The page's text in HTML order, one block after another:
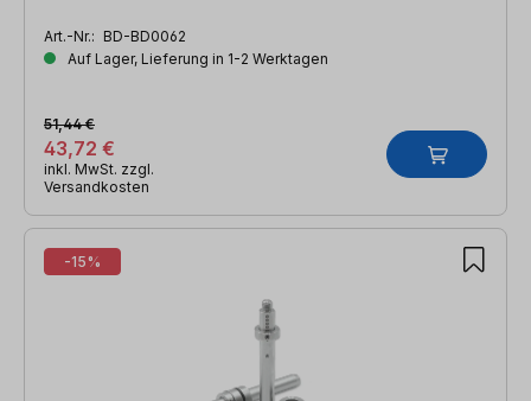
Art.-Nr.: BD-BD0062
Auf Lager, Lieferung in 1-2 Werktagen
43,72 €
51,44 €
inkl. MwSt. zzgl.
Versandkosten
-15%